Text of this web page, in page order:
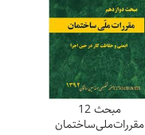
مبحث 12
مقررات‌ملی‌ساختمان